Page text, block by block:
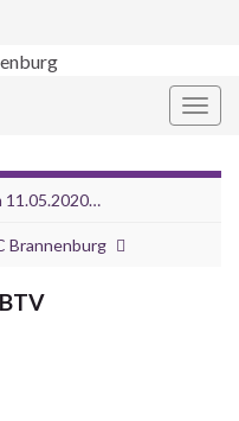
11.05.2020…
Brannenburg